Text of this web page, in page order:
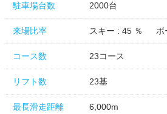
駐車場台数 2000台
来場比率 スキー : 45 ％ ボ
コース数 23コース
リフト数 23基
最長滑走距離 6,000m